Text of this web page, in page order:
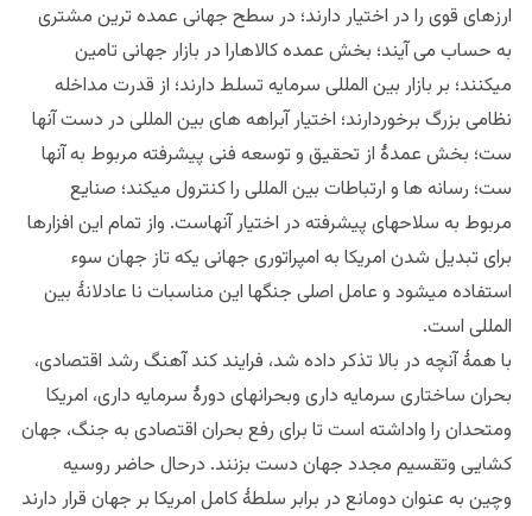
ارزهای قوی را در اختیار دارند؛ در سطح جهانی عمده ترین مشتری
به حساب می آیند؛ بخش عمده کالاهارا در بازار جهانی تامین
میکنند؛ بر بازار بین المللی سرمایه تسلط دارند؛ از قدرت مداخله
نظامی بزرگ برخوردارند؛ اختیار آبراهه های بین المللی در دست آنها
ست؛ بخش عمدۀ از تحقیق و توسعه فنی پیشرفته مربوط به آنها
ست؛ رسانه ها و ارتباطات بین المللی را کنترول میکند؛ صنایع
مربوط به سلاحهای پیشرفته در اختیار آنهاست. واز تمام این افزارها
برای تبدیل شدن امریکا به امپراتوری جهانی یکه تاز جهان سوء
استفاده میشود و عامل اصلی جنگها این مناسبات نا عادلانۀ بین
المللی است.
با همۀ آنچه در بالا تذکر داده شد، فرایند کند آهنگ رشد اقتصادی،
بحران ساختاری سرمایه داری وبحرانهای دورۀ سرمایه داری، امریکا
ومتحدان را واداشته است تا برای رفع بحران اقتصادی به جنگ، جهان
کشایی وتقسیم مجدد جهان دست بزنند. درحال حاضر روسیه
وچین به عنوان دومانع در برابر سلطۀ کامل امریکا بر جهان قرار دارند